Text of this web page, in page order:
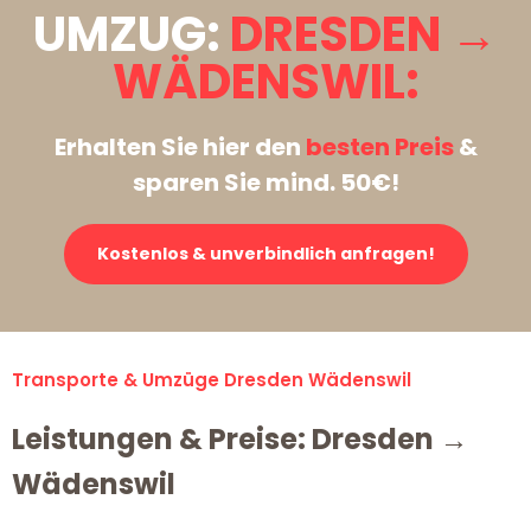
UMZUG: DRESDEN →
WÄDENSWIL:
Erhalten Sie hier den besten Preis&
sparen Sie mind. 50€!
Kostenlos & unverbindlich anfragen!
Transporte & Umzüge Dresden Wädenswil
Leistungen & Preise: Dresden →
Wädenswil